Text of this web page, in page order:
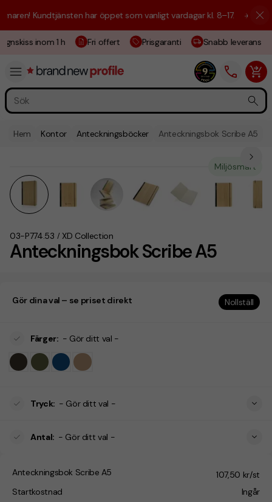
Kundtjänsten har öppet som vanligt vardagar kl. 8–17. ☀️ Vi är
inom 1 h Fri offert Prisgaranti Snabb leverans
Hem Kontor Anteckningsböcker Anteckningsbok Scribe A5
Anteckningsbok Scribe A5
03-P774.53 / XD Collection
Miljösmart
Gör dina val – se priset direkt Nollställ
Färger: - Gör ditt val -
Tryck: - Gör ditt val -
Antal: - Gör ditt val -
Anteckningsbok Scribe A5
107,50 kr/st
Startkostnad
Ingår